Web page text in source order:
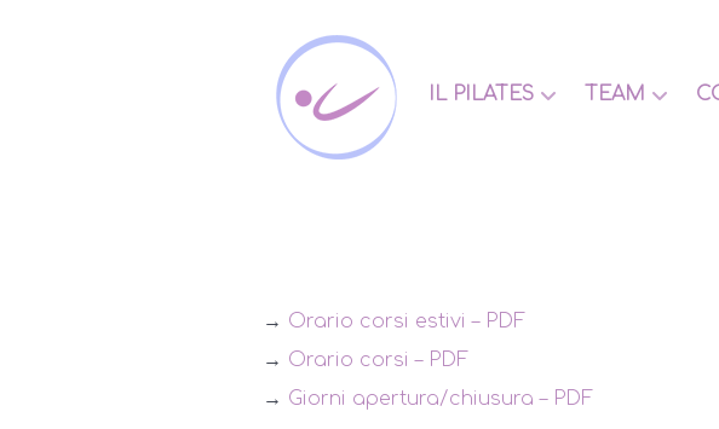
IL PILATES TEAM
→ Orario corsi estivi – PDF
→ Orario corsi – PDF
→ Giorni apertura/chiusura – PDF